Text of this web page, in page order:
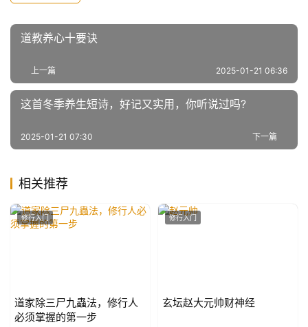
道教养心十要诀
上一篇 2025-01-21 06:36
这首冬季养生短诗，好记又实用，你听说过吗?
下一篇
2025-01-21 07:30
相关推荐
修行入门
道家除三尸九蟲法，修行人
必须掌握的第一步
修行入门
玄坛赵大元帅财神经